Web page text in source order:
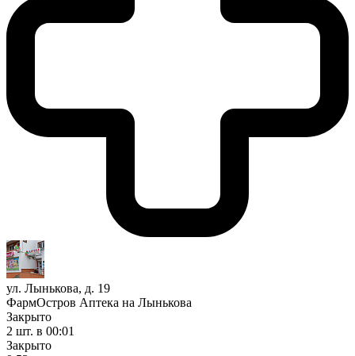
ул. Лынькова, д. 19
ФармОстров Аптека на Лынькова
Закрыто
2 шт. в 00:01
Закрыто